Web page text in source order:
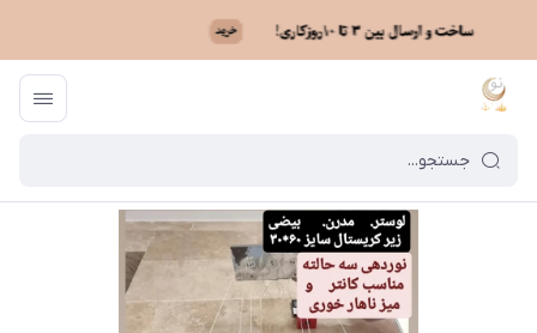
ماه نو / فهرست محصولات